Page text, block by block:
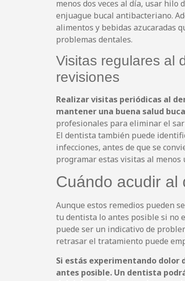
menos dos veces al día, usar
enjuague bucal antibacteriano.
alimentos y bebidas azucaradas
problemas dentales.
Visitas regulares al
revisiones
Realizar visitas periódicas al
mantener una buena salud
profesionales para eliminar el
El dentista también puede
infecciones, antes de que se
programar estas visitas al menos
Cuándo acudir al
Aunque estos remedios pueden
tu dentista lo antes posible si no
puede ser un indicativo de
retrasar el tratamiento puede
Si estás experimentando dolor
antes posible. Un dentista